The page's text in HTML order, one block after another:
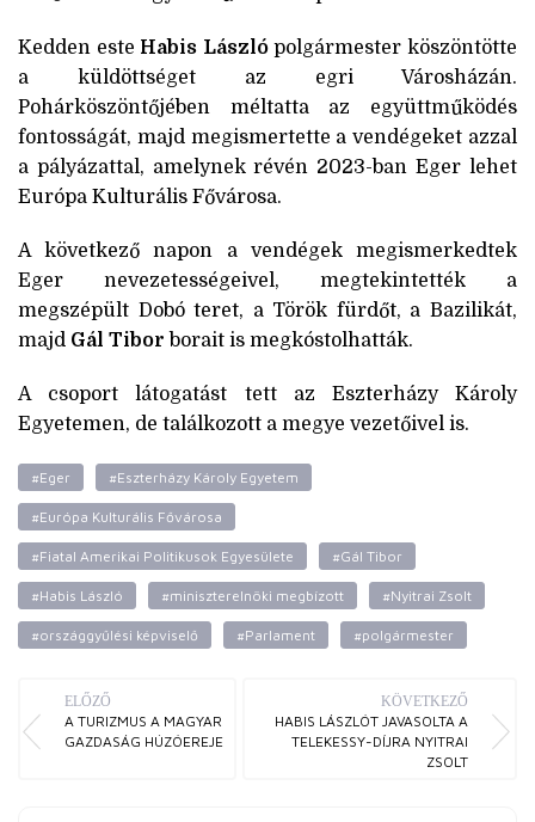
Kedden este Habis Lászlópolgármester köszöntötte
a küldöttséget az egri Városházán.
Pohárköszöntőjében méltatta az együttműködés
fontosságát, majd megismertette a vendégeket azzal
a pályázattal, amelynek révén 2023-ban Eger lehet
Európa Kulturális Fővárosa.
A következő napon a vendégek megismerkedtek
Eger nevezetességeivel, megtekintették a
megszépült Dobó teret, a Török fürdőt, a Bazilikát,
majd Gál Tibor borait is megkóstolhatták.
A csoport látogatást tett az Eszterházy Károly
Egyetemen, de találkozott a megye vezetőivel is.
#Eger #Eszterházy Károly Egyetem
#Európa Kulturális Fővárosa
#Fiatal Amerikai Politikusok Egyesülete #Gál Tibor
#Habis László #miniszterelnöki megbízott #Nyitrai Zsolt
#országgyűlési képviselő #Parlament #polgármester
ELŐZŐ
A TURIZMUS A MAGYAR
GAZDASÁG HÚZÓEREJE
KÖVETKEZŐ
HABIS LÁSZLÓT JAVASOLTA A
TELEKESSY-DÍJRA NYITRAI
ZSOLT